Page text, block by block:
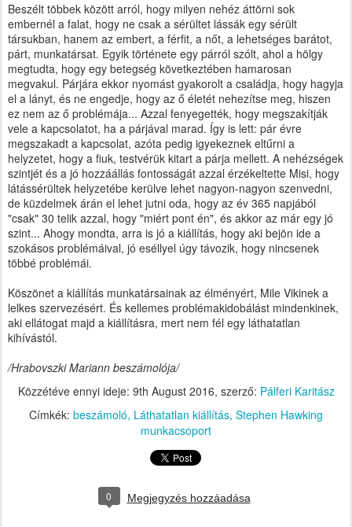
Beszélt többek között arról, hogy milyen nehéz áttörni sok
embernél a falat, hogy ne csak a sérültet lássák egy sérült
társukban, hanem az embert, a férfit, a nőt, a lehetséges barátot,
párt, munkatársat. Egyik története egy párról szólt, ahol a hölgy
megtudta, hogy egy betegség következtében hamarosan
megvakul. Párjára ekkor nyomást gyakorolt a családja, hogy hagyja
el a lányt, és ne engedje, hogy az ő életét nehezítse meg, hiszen
ez nem az ő problémája... Azzal fenyegették, hogy megszakítják
vele a kapcsolatot, ha a párjával marad. Így is lett: pár évre
megszakadt a kapcsolat, azóta pedig igyekeznek eltűrni a
helyzetet, hogy a fiuk, testvérük kitart a párja mellett. A nehézségek
szintjét és a jó hozzáállás fontosságát azzal érzékeltette Misi, hogy
látássérültek helyzetébe kerülve lehet nagyon-nagyon szenvedni,
de küzdelmek árán el lehet jutni oda, hogy az év 365 napjából
"csak" 30 telik azzal, hogy "miért pont én", és akkor az már egy jó
szint... Ahogy mondta, arra is jó a kiállítás, hogy aki bejön ide a
szokásos problémáival, jó eséllyel úgy távozik, hogy nincsenek
többé problémái.
Köszönet a kiállítás munkatársainak az élményért, Mile Vikinek a
lelkes szervezésért. És kellemes problémakidobálást mindenkinek,
aki ellátogat majd a kiállításra, mert nem fél egy láthatatlan
kihívástól.
/Hrabovszki Mariann beszámolója/
Közzétéve ennyi ideje: 9th August 2016, szerző: Pálferi Karitász
Címkék: beszámoló Láthatatlan kiállítás Stephen Hawking
munkacsoport
0 Megjegyzés hozzáadása